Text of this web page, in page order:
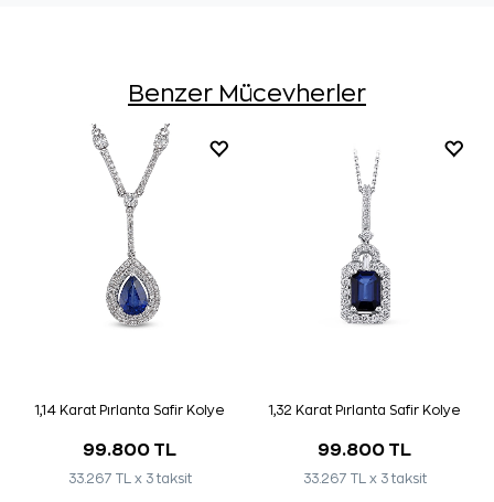
Benzer Mücevherler
1,14 Karat Pırlanta Safir Kolye
99.800 TL
33.267 TL x 3 taksit
1,32 Karat Pırlanta Safir Kolye
99.800 TL
33.267 TL x 3 taksit